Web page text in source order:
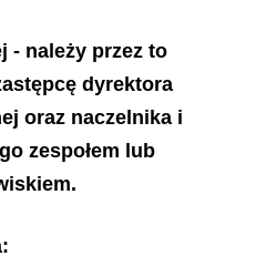
- należy przez to
dyrektora
oraz naczelnika i
zespołem lub